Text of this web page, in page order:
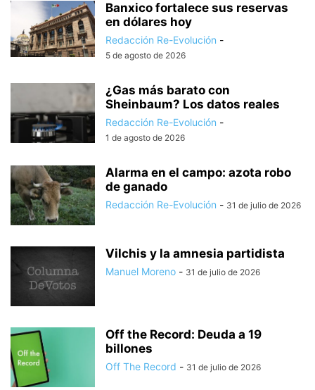
Banxico fortalece sus reservas
en dólares hoy
Redacción Re-Evolución -
5 de agosto de 2026
¿Gas más barato con
Sheinbaum? Los datos reales
Redacción Re-Evolución -
1 de agosto de 2026
Alarma en el campo: azota robo
de ganado
Redacción Re-Evolución - 31 de julio de 2026
Vilchis y la amnesia partidista
Manuel Moreno - 31 de julio de 2026
Off the Record: Deuda a 19
billones
Off The Record - 31 de julio de 2026